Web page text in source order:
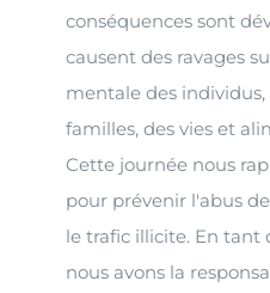
conséquences sont
causent des ravages
mentale des
familles, des vies et
Cette journée nous
pour prévenir l'abus
le trafic illicite. En tant
nous avons la